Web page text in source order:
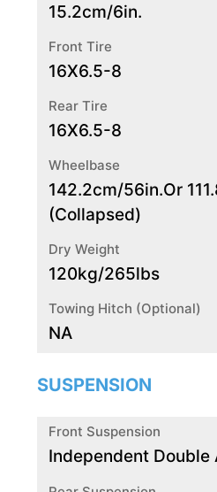
15.2cm/6in.
Front Tire
16X6.5-8
Rear Tire
16X6.5-8
Wheelbase
142.2cm/56in.Or
(Collapsed)
Dry Weight
120kg/265lbs
Towing Hitch (Optional)
NA
SUSPENSION
Front Suspension
Independent Double